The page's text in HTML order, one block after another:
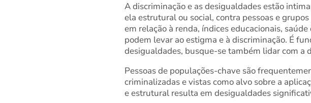
A discriminação e as desigualdades estão
ela estrutural ou social, contra pessoas e
em relação à renda, índices educacionais,
podem levar ao estigma e à discriminação. É
desigualdades, busque-se também lidar com a
Pessoas de populações-chave são
criminalizadas e vistas como alvo sobre a
e estrutural resulta em desigualdades